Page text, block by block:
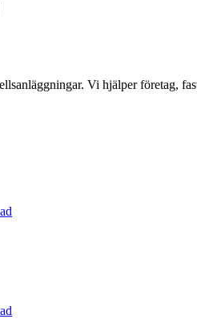
Vi hjälper företag,